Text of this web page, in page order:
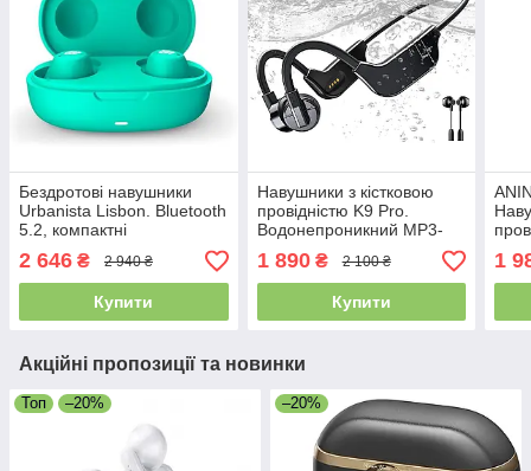
Бездротові навушники
Urbanista Lisbon. Bluetooth
5.2, компактні
годин відтворення
2 646 ₴ 2 940 ₴
Купити
Навушники з кістковою
провідністю K9 Pro.
Водонепроникний MP3-
годин відтворення
1 890₴ 2 100 ₴
Купити
1
Акційні пропозиції та новинки
Топ –20% –20%